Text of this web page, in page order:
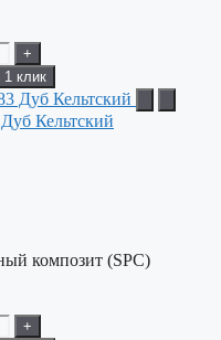
+
1 клик
Кельтский
композит (SPC)
+